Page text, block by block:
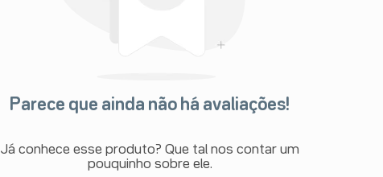
Parece que ainda não há avaliações!
Já conhece esse produto? Que tal nos contar um
pouquinho sobre ele.